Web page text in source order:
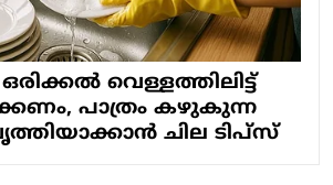
വെള്ളത്തിലിട്ട്
പാത്രം കഴുകുന്ന
ചില ടിപ്സ്